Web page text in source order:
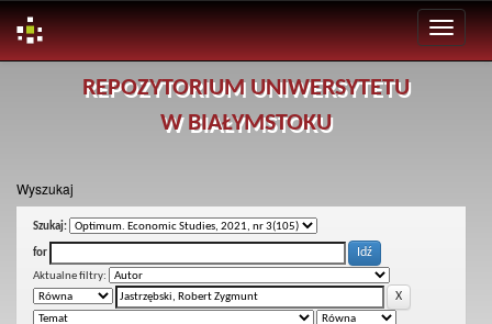
REPOZYTORIUM UNIWERSYTETU
W BIAŁYMSTOKU
Wyszukaj
Szukaj:
for
Aktualne filtry: